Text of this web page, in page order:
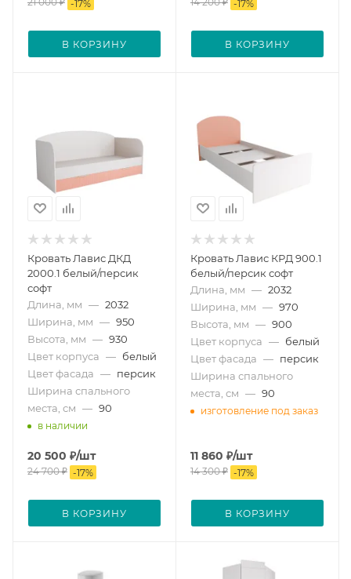
-17%
В КОРЗИНУ
-17%
В КОРЗИНУ
Кровать Лавис ДКД
2000.1 белый/персик
софт
Длина, мм — 2032
Ширина, мм — 950
Высота, мм — 930
Цвет корпуса — белый
Цвет фасада — персик
Ширина спального
места, см — 90
в наличии
20 500 ₽/шт
24 700₽ -17%
В КОРЗИНУ
Кровать Лавис КРД 900.1
белый/персик софт
Длина, мм — 2032
Ширина, мм — 970
Высота, мм — 900
Цвет корпуса — белый
Цвет фасада — персик
Ширина спального
места, см — 90
изготовление под заказ
11 860 ₽/шт
14 300₽ -17%
В КОРЗИНУ